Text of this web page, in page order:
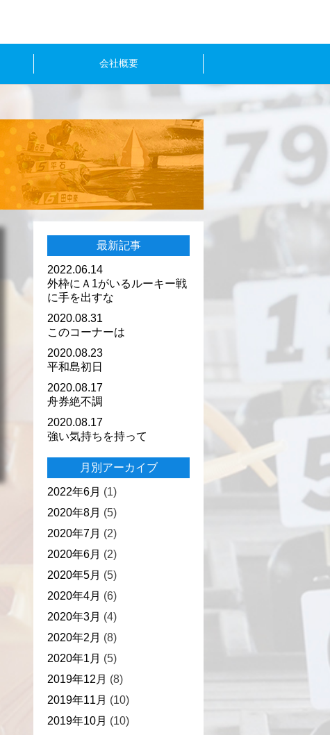
会社概要
最新記事
2022.06.14
外枠にＡ1がいるルーキー戦
に手を出すな
2020.08.31
このコーナーは
2020.08.23
平和島初日
2020.08.17
舟券絶不調
2020.08.17
強い気持ちを持って
月別アーカイブ
2022年6月 (1)
2020年8月 (5)
2020年7月 (2)
2020年6月 (2)
2020年5月 (5)
2020年4月 (6)
2020年3月 (4)
2020年2月 (8)
2020年1月 (5)
2019年12月 (8)
2019年11月 (10)
2019年10月 (10)